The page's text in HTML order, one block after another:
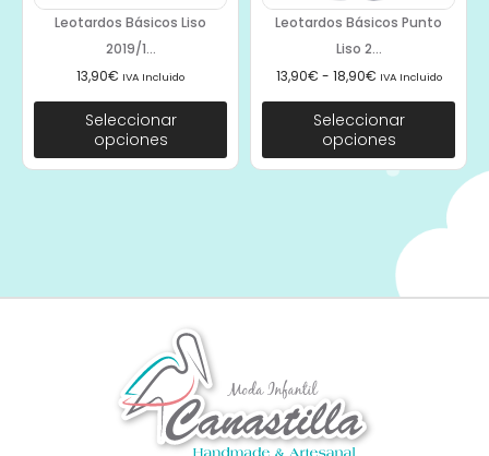
Leotardos Básicos Liso
2019/1...
13,90€ IVA Incluido
Seleccionar
opciones
Leotardos Básicos Punto
Liso 2...
13,90€ - 18,90€ IVA Incluido
Seleccionar
opciones